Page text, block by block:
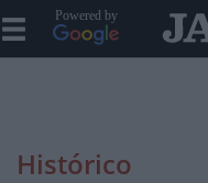
Powered by
Histórico